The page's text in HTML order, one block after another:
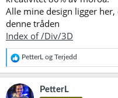
Alle mine design ligger
denne tråden
Index of /Div/3D
R
e
a
k
s
PetterL og Terjedd
PetterL